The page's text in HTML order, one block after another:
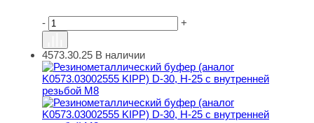
- +
Резинометаллический буфер (аналог K0573.03002555
4573.30.25 В наличии